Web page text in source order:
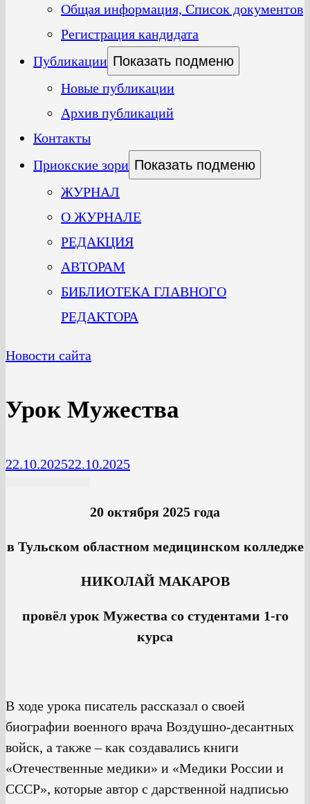
Общая информация, Список документов
Регистрация кандидата
Публикации Показать подменю
Новые публикации
Архив публикаций
Контакты
Приокские зори Показать подменю
ЖУРНАЛ
О ЖУРНАЛЕ
РЕДАКЦИЯ
АВТОРАМ
БИБЛИОТЕКА ГЛАВНОГО
РЕДАКТОРА
Новости сайта
Урок Мужества
22.10.202522.10.2025
20 октября 2025 года
в Тульском областном медицинском колледже
НИКОЛАЙ МАКАРОВ
провёл урок Мужества со студентами 1-го
курса
В ходе урока писатель рассказал о своей
биографии военного врача Воздушно-десантных
войск, а также – как создавались книги
«Отечественные медики» и «Медики России и
СССР», которые автор с дарственной надписью